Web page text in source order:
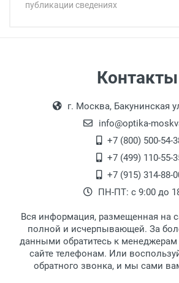
публикации сведениях
Общая ширина:
Длина дужки:
Ширина мостика:
Материал линзы:
Материал оправы:
Материал дужки:
Цвет оправы:
Цвет дужки:
Самовывоз.
Оплата
наличными
выдачи товара.
Перечисление средств на
18:00, по субботам с
офисе по адресу:
Переведеновский
второй этаж, тел. +7 (499)
После того, как заказ
выдачи, наш менеджер
клиентом и оповещает
Для получения
обязательно иметь паспорт.
Заказ необходимо
рабочих дней с момента
Контакты
г. Москва, Бакунинская
info@optika-
+7 (800) 500-54-
+7 (499) 110-55-
+7 (915) 314-88-
ПН-ПТ: с 9:00 до
Вся информация, размещенная на
полной и исчерпывающей. За
данными обратитесь к
сайте телефонам. Или
обратного звонка, и мы сами